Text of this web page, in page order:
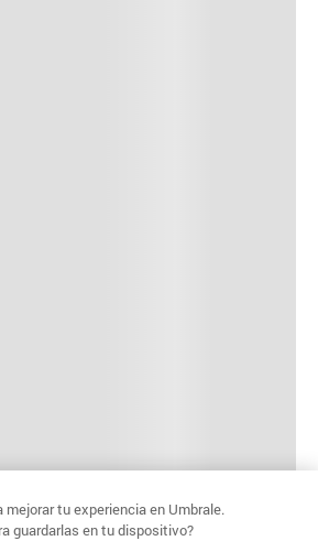
tu experiencia en Umbrale.
guardarlas en tu dispositivo?